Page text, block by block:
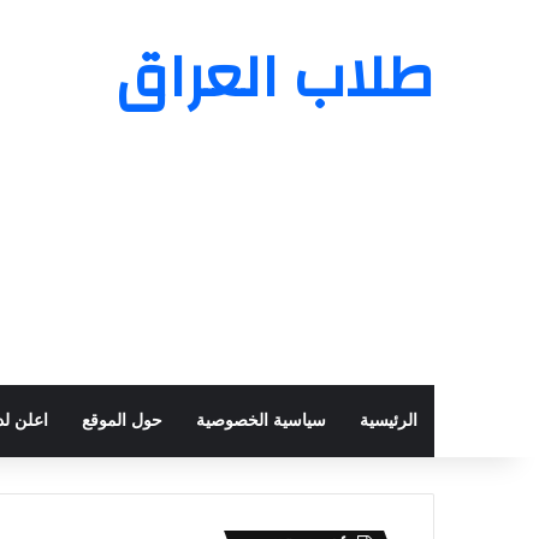
طلاب العراق
الرئيسية سياسية الخصوصية حول الموقع اعلن